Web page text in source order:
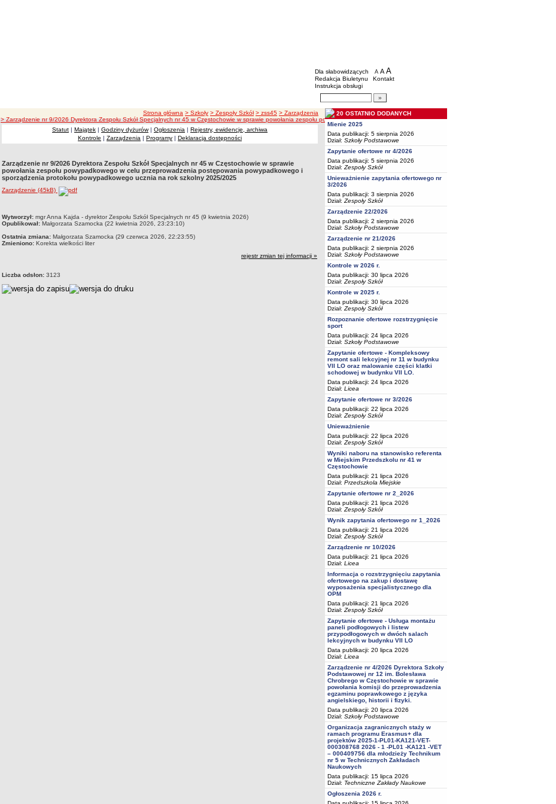
BIP - Oświata Częstochowa
Menu dodatkowe
Dla słabowidzących A pomniejsz czcionkę
A standardowy rozmiar czcionki
A
Redakcja Biuletynu
Kontakt
Instrukcja obsługi
Wyszukiwarka artykułów
ścieżka nawigacji
Strona główna > Szkoły > Zespoły Szkół > zss45 > Zarządzenia
> Zarządzenie nr 9/2026 Dyrektora Zespołu Szkół Specjalnych nr 45 w Częstochowie w sprawie powołania zespołu powypadkowego w celu przeprowadzenia postępowania powypadkowego i
Statut | Majątek | Godziny dyżurów| Ogłoszenia | Rejestry, ewidencje, archiwa
Kontrole | Zarządzenia | Programy | Deklaracja dostępności
Zarządzenie nr 9/2026 Dyrektora Zespołu Szkół Specjalnych nr 45 w Częstochowie w sprawie
powołania zespołu powypadkowego w celu przeprowadzenia postępowania powypadkowego i
sporządzenia protokołu powypadkowego ucznia na rok szkolny 2025/2025
Zarządzenie (45kB)
metryczka
Wytworzył: mgr Anna Kajda - dyrektor Zespołu Szkół Specjalnych nr 45 (9 kwietnia 2026)
Opublikował: Małgorzata Szamocka (22 kwietnia 2026, 23:23:10)
Ostatnia zmiana: Małgorzata Szamocka (29 czerwca 2026, 22:23:55)
Zmieniono: Korekta wielkości liter
rejestr zmian tej informacji »
Liczba odsłon: 3123
20 OSTATNIO DODANYCH
Mienie 2025
Data publikacji: 5 sierpnia 2026
Dział: Szkoły Podstawowe
Zapytanie ofertowe nr 4/2026
Data publikacji: 5 sierpnia 2026
Dział: Zespoły Szkół
Unieważnienie zapytania ofertowego nr
3/2026
Data publikacji: 3 sierpnia 2026
Dział: Zespoły Szkół
Zarządzenie 22/2026
Data publikacji: 2 sierpnia 2026
Dział: Szkoły Podstawowe
Zarządzenie nr 21/2026
Data publikacji: 2 sierpnia 2026
Dział: Szkoły Podstawowe
Kontrole w 2026 r.
Data publikacji: 30 lipca 2026
Dział: Zespoły Szkół
Kontrole w 2025 r.
Data publikacji: 30 lipca 2026
Dział: Zespoły Szkół
Rozpoznanie ofertowe rozstrzygnięcie
sport
Data publikacji: 24 lipca 2026
Dział: Szkoły Podstawowe
Zapytanie ofertowe - Kompleksowy
remont sali lekcyjnej nr 11 w budynku
VII LO oraz malowanie części klatki
schodowej w budynku VII LO.
Data publikacji: 24 lipca 2026
Dział: Licea
Zapytanie ofertowe nr 3/2026
Data publikacji: 22 lipca 2026
Dział: Zespoły Szkół
Unieważnienie
Data publikacji: 22 lipca 2026
Dział: Zespoły Szkół
Wyniki naboru na stanowisko referenta
w Miejskim Przedszkolu nr 41 w
Częstochowie
Data publikacji: 21 lipca 2026
Dział: Przedszkola Miejskie
Zapytanie ofertowe nr 2_2026
Data publikacji: 21 lipca 2026
Dział: Zespoły Szkół
Wynik zapytania ofertowego nr 1_2026
Data publikacji: 21 lipca 2026
Dział: Zespoły Szkół
Zarządzenie nr 10/2026
Data publikacji: 21 lipca 2026
Dział: Licea
Informacja o rozstrzygnięciu zapytania
ofertowego na zakup i dostawę
wyposażenia specjalistycznego dla
OPM
Data publikacji: 21 lipca 2026
Dział: Zespoły Szkół
Zapytanie ofertowe - Usługa montażu
paneli podłogowych i listew
przypodłogowych w dwóch salach
lekcyjnych w budynku VII LO
Data publikacji: 20 lipca 2026
Dział: Licea
Zarządzenie nr 4/2026 Dyrektora Szkoły
Podstawowej nr 12 im. Bolesława
Chrobrego w Częstochowie w sprawie
powołania komisji do przeprowadzenia
egzaminu poprawkowego z języka
angielskiego, historii i fizyki.
Data publikacji: 20 lipca 2026
Dział: Szkoły Podstawowe
Organizacja zagranicznych staży w
ramach programu Erasmus+ dla
projektów 2025-1-PL01-KA121-VET-
000308768 2026 - 1 -PL01 -KA121 -VET
– 000409756 dla młodzieży Technikum
nr 5 w Technicznych Zakładach
Naukowych
Data publikacji: 15 lipca 2026
Dział: Techniczne Zakłady Naukowe
Ogłoszenia 2026 r.